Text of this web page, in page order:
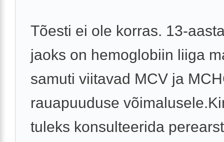
Tõesti ei ole korras. 13-
jaoks on hemoglobiin liiga
samuti viitavad MCV ja
rauapuuduse
tuleks konsulteerida